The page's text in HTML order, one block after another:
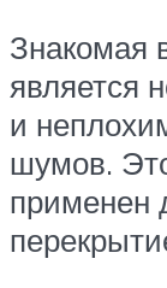
Знакомая
является
и
шумов.
применен